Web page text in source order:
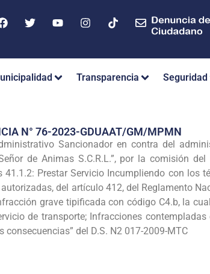
Transparencia Seguridad
N° 76-2023-GDUAAT/GM/MPMN
Sancionador en contra del
de Animas S.C.R.L.”, por la comisión
Prestar Servicio Incumpliendo con los
del artículo 412, del Reglamento
grave tipificada con código C4.b, la
de transporte; Infracciones
consecuencias” del D.S. N2 017-2009-MTC